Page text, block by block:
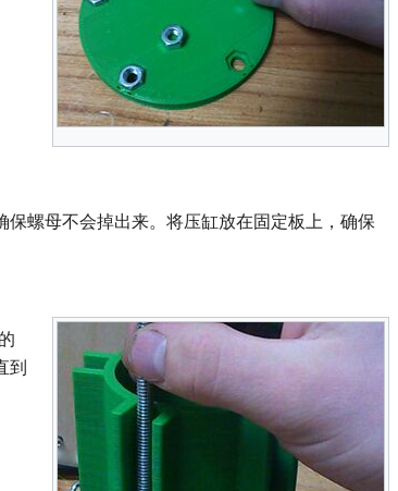
保螺母不会掉出来。将压缸放在固定板上，确保
到